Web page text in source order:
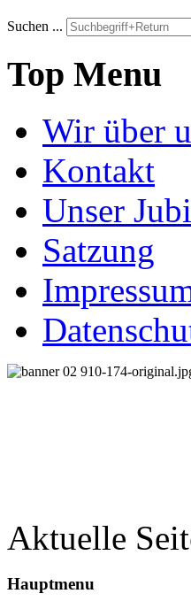
Suchen ...
Top Menu
Wir über
Kontakt
Unser
Satzung
Aktuelle
Hauptmenu